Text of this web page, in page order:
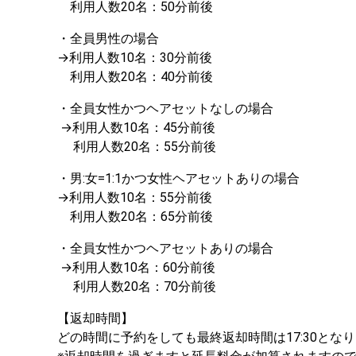
利用人数20名：50分前後
・全員男性の場合
→利用人数10名：30分前後
利用人数20名：40分前後
・全員女性かつヘアセットなしの場合
利用人数20名：55分前後
・男:女=1:1かつ女性ヘアセットありの場合
→利用人数10名：55分前後
利用人数20名：65分前後
・全員女性かつヘアセットありの場合
利用人数20名：70分前後
【返却時間】
どの時間に予約をしても最終返却時間は17:30とな